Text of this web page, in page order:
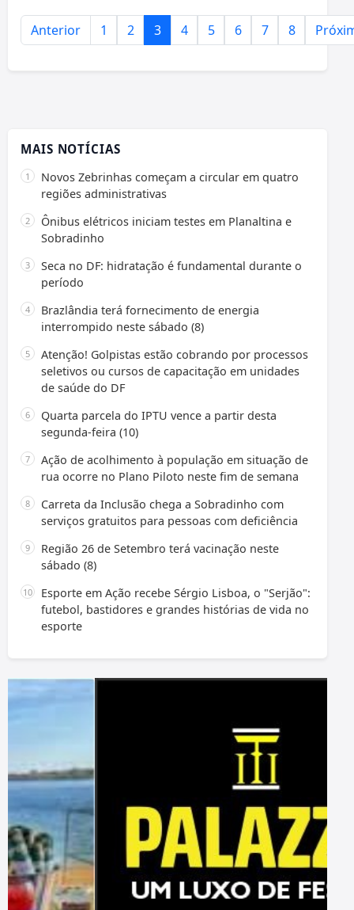
Anterior 1 2 3 4 5 6 7 8
MAIS NOTÍCIAS
Novos Zebrinhas começam a circular em quatro
regiões administrativas
Ônibus elétricos iniciam testes em Planaltina e
Sobradinho
Seca no DF: hidratação é fundamental durante o
período
Brazlândia terá fornecimento de energia
interrompido neste sábado (8)
Atenção! Golpistas estão cobrando por processos
seletivos ou cursos de capacitação em unidades
de saúde do DF
Quarta parcela do IPTU vence a partir desta
segunda-feira (10)
Ação de acolhimento à população em situação de
rua ocorre no Plano Piloto neste fim de semana
Carreta da Inclusão chega a Sobradinho com
serviços gratuitos para pessoas com deficiência
Região 26 de Setembro terá vacinação neste
sábado (8)
Esporte em Ação recebe Sérgio Lisboa, o "Serjão":
futebol, bastidores e grandes histórias de vida no
esporte